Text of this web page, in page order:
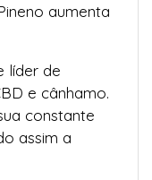
aumenta
líder de
e cânhamo.
constante
assim a